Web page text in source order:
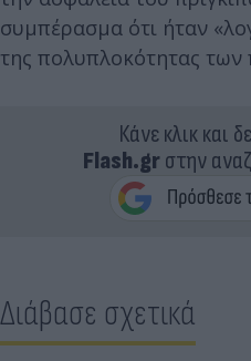
συμπέρασμα ότι ήταν
της πολυπλοκότητας των
Κάνε κλικ και
Flash.grστην
Διάβασε σχετικά